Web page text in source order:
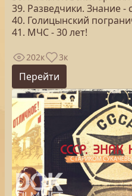
39. Разведчики. Знание -
40. Голицынский
41. МЧС - 30 лет!
202к 3к
Перейти